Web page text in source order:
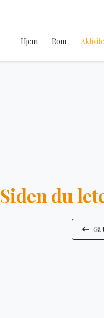
Hjem Rom
Siden du
Gå